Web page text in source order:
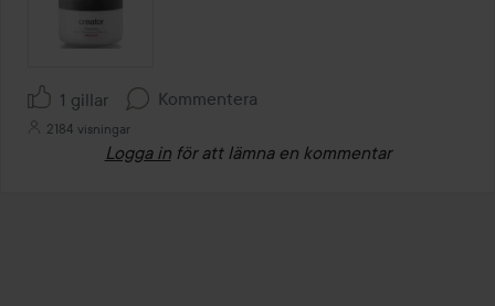
1 gillar Kommentera
2184 visningar
Logga in för att lämna en kommentar